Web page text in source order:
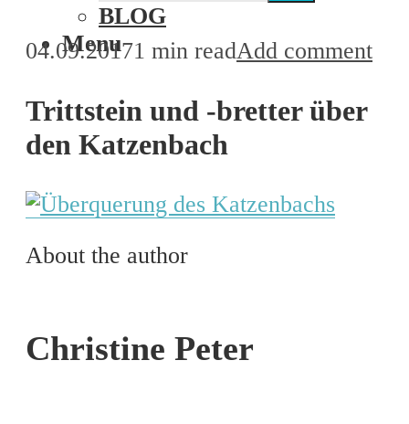
BLOG
Menu
04.09.20171 min readAdd comment
Trittstein und -bretter über
den Katzenbach
About the author
Christine Peter